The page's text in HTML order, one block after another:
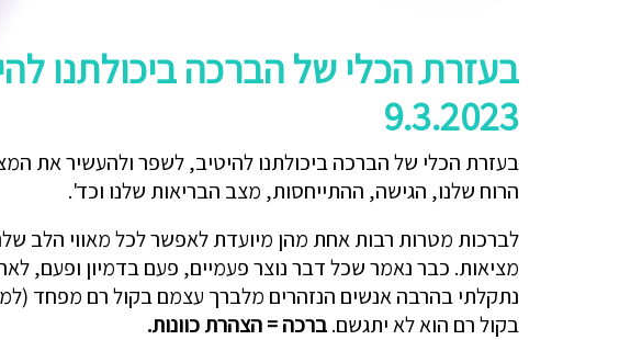
בעזרת הכלי של הברכה ביכולתנו
9.3.2023
בעזרת הכלי של הברכה ביכולתנו להיטיב, לשפר ולהעשיר את
הרוח שלנו, הגישה, ההתייחסות, מצב הבריאות שלנו וכד'.
לברכות מטרות רבות אחת מהן מיועדת לאפשר לכל מאווי הלב
מציאות. כבר נאמר שכל דבר נוצר פעמיים, פעם בדמיון ופעם,
נתקלתי בהרבה אנשים הנזהרים מלברך עצמם בקול רם מפחד
בקול רם הוא לא יתגשם.ברכה = הצהרת כוונות.